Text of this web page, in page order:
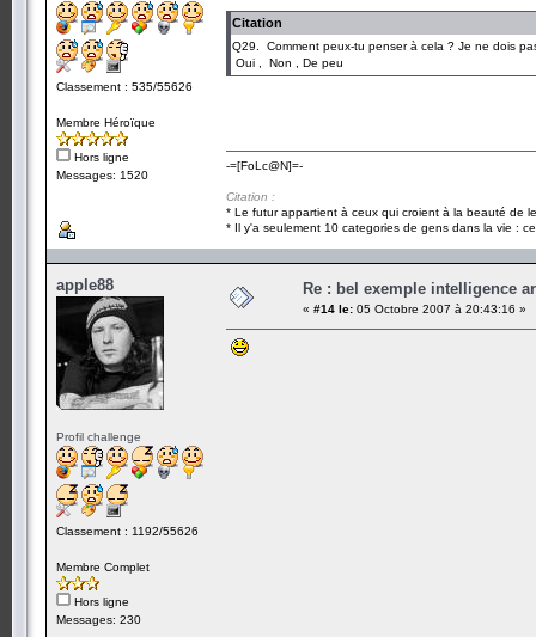
Classement : 535/55626
Membre Héroïque
Hors ligne
Messages: 1520
Citation
Q29. Comment peux-tu penser à cela ? Je ne dois
Oui , Non , De peu
-=[FoLc@N]=-
Citation :
* Le futur appartient à ceux qui croient à la beauté de
* Il y'a seulement 10 categories de gens dans la vie :
apple88
Profil challenge
Classement : 1192/55626
Membre Complet
Hors ligne
Messages: 230
Re : bel exemple intelligence
« #14 le: 05 Octobre 2007 à 20:43:16 »